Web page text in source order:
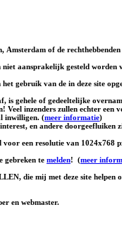
Amsterdam of de
niet aansprakelijk gesteld worden
gebruik van de in deze site
is gehele of gedeeltelijke
Veel inzenders zullen echter een
inwilligen. (meer informatie)
en andere doorgeefluiken
voor een resolutie van 1024x768
gebreken te melden! (meer
die mij met deze site helpen
en webmaster.